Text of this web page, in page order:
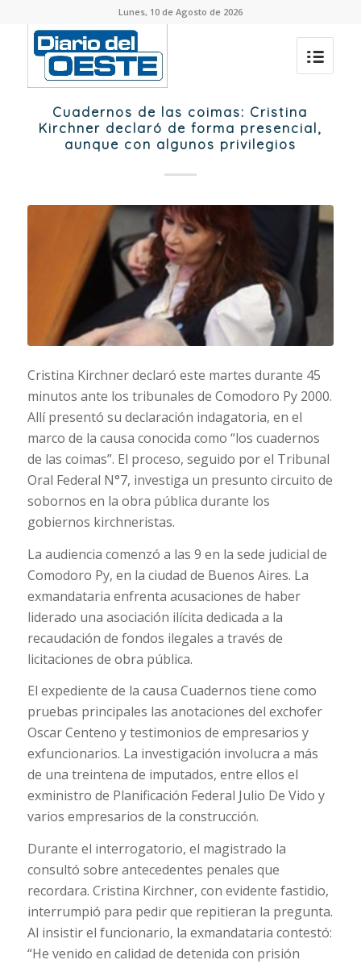
Lunes, 10 de Agosto de 2026
Cuadernos de las coimas: Cristina
Kirchner declaró de forma presencial,
aunque con algunos privilegios
Cristina Kirchner declaró este martes durante 45
minutos ante los tribunales de Comodoro Py 2000.
Allí presentó su declaración indagatoria, en el
marco de la causa conocida como “los cuadernos
de las coimas”. El proceso, seguido por el Tribunal
Oral Federal N°7, investiga un presunto circuito de
sobornos en la obra pública durante los
gobiernos kirchneristas.
La audiencia comenzó a las 9 en la sede judicial de
Comodoro Py, en la ciudad de Buenos Aires. La
exmandataria enfrenta acusaciones de haber
liderado una asociación ilícita dedicada a la
recaudación de fondos ilegales a través de
licitaciones de obra pública.
El expediente de la causa Cuadernos tiene como
pruebas principales las anotaciones del exchofer
Oscar Centeno y testimonios de empresarios y
exfuncionarios. La investigación involucra a más
de una treintena de imputados, entre ellos el
exministro de Planificación Federal Julio De Vido y
varios empresarios de la construcción.
Durante el interrogatorio, el magistrado la
consultó sobre antecedentes penales que
recordara. Cristina Kirchner, con evidente fastidio,
interrumpió para pedir que repitieran la pregunta.
Al insistir el funcionario, la exmandataria contestó:
“He venido en calidad de detenida con prisión